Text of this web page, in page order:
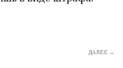
ДАЛЕЕ →